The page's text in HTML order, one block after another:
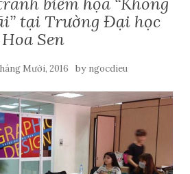
tại Trường Đại học
Hoa Sen
Mười, 2016 by ngocdieu